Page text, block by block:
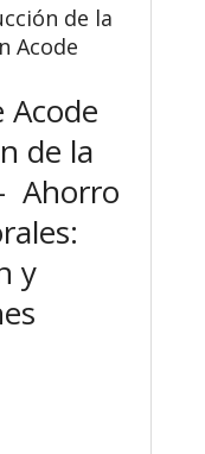
de la
Acode
Acode
de la
Ahorro
y